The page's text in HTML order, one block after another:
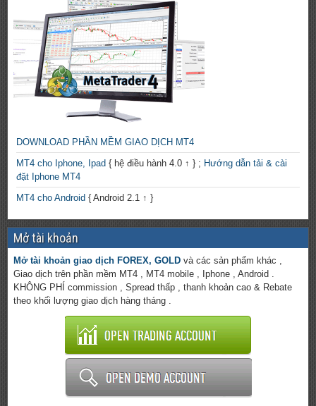
DOWNLOAD PHẦN MỀM GIAO DỊCH MT4
MT4 cho Iphone, Ipad { hệ điều hành 4.0 ↑ } ; Hướng dẫn tải & cài
đặt Iphone MT4
MT4 cho Android { Android 2.1 ↑ }
Mở tài khoản
Mở tài khoản giao dịch FOREX, GOLD và các sản phẩm khác ,
Giao dịch trên phần mềm MT4 , MT4 mobile , Iphone , Android .
KHÔNG PHÍ commission , Spread thấp , thanh khoản cao & Rebate
theo khối lượng giao dịch hàng tháng .